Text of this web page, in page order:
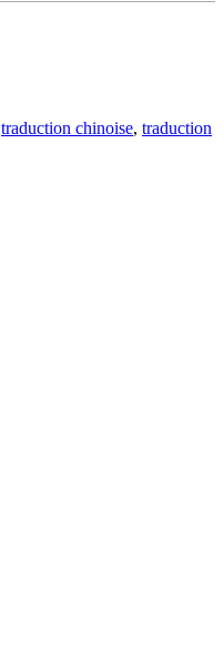
traduction chinoise, traduction